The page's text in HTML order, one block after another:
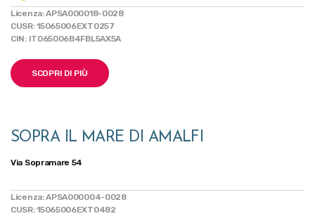
Licenza: APSA000018-0028
CUSR: 15065006EXT0257
CIN: IT065006B4FBL5AX5A
SCOPRI DI PIÙ
SOPRA IL MARE DI AMALFI
Via Sopramare 54
Licenza: APSA000004-0028
CUSR: 15065006EXT0482